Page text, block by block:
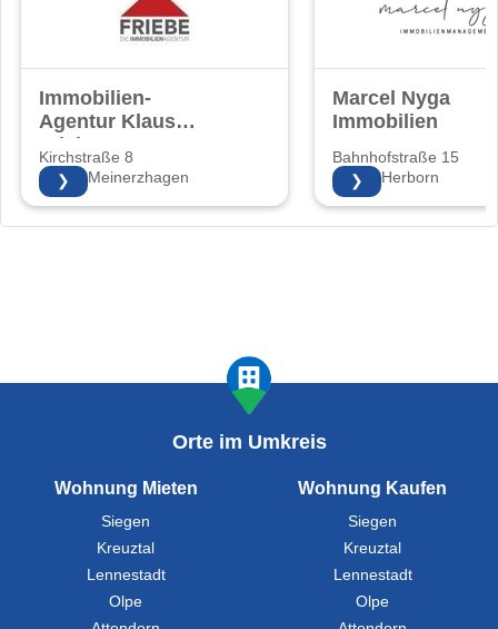
Immobilien-
Agentur Klaus
Friebe
Kirchstraße 8
58540 Meinerzhagen
❯
Marcel Nyga
Immobilien
Bahnhofstraße 15
35745 Herborn
❯
Orte im Umkreis
Wohnung Mieten
Siegen
Kreuztal
Lennestadt
Olpe
Wohnung Kaufen
Siegen
Kreuztal
Lennestadt
Olpe